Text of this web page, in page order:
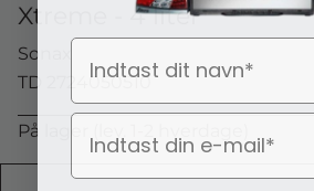
Xtreme - 4 liter
Sonax
TD 2724050510
På lager (lev. 1-2 hverdage)
Navn